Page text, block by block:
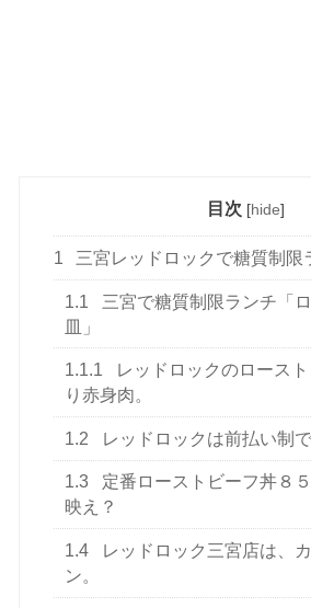
目次 [hide]
1 三宮レッドロックで糖質制限
1.1
三宮で糖質制限ランチ「
皿」
1.1.1
レッドロックのロース
り赤身肉。
1.2 レッドロックは前払い制で
1.3
定番ローストビーフ丼８
映え？
1.4
レッドロック三宮店は、
ン。